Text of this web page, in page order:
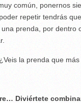
común, ponernos
repetir tendrás
prenda, por dentro
¿Veis la prenda que
Diviértete